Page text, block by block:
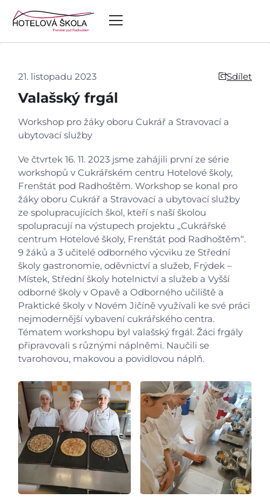
Úvod
Aktuálně
Škola
Studium
Projekty
Foto
Video a audio
Virtuální prohlídka
21. listopadu 2023 Sdílet
Valašský frgál
Workshop pro žáky oboru Cukrář a Stravovací a
ubytovací služby
Ve čtvrtek 16. 11. 2023 jsme zahájili první ze série
workshopů v Cukrářském centru Hotelové školy,
Frenštát pod Radhoštěm. Workshop se konal pro
žáky oboru Cukrář a Stravovací a ubytovací služby
ze spolupracujících škol, kteří s naší školou
spolupracují na výstupech projektu „Cukrářské
centrum Hotelové školy, Frenštát pod Radhoštěm“.
9 žáků a 3 učitelé odborného výcviku ze Střední
školy gastronomie, oděvnictví a služeb, Frýdek –
Místek, Střední školy hotelnictví a služeb a Vyšší
odborné školy v Opavě a Odborného učiliště a
Praktické školy v Novém Jičíně využívali ke své práci
nejmodernější vybavení cukrářského centra.
Tématem workshopu byl valašský frgál. Žáci frgály
připravovali s různými náplněmi. Naučili se
tvarohovou, makovou a povidlovou náplň.